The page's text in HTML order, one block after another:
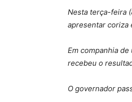
Nesta terça-feira
apresentar coriza
Em companhia
recebeu o
O governador